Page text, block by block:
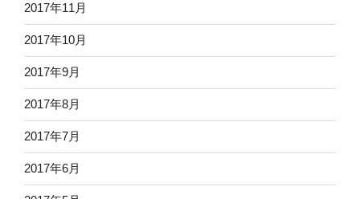
2017年11月
2017年10月
2017年9月
2017年8月
2017年7月
2017年6月